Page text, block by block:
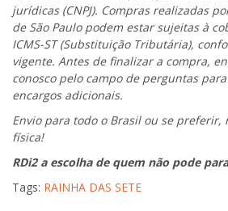
jurídicas (CNPJ). Compras realizadas
de São Paulo podem estar sujeitas à
ICMS-ST (Substituição Tributária),
vigente. Antes de finalizar a compra,
conosco pelo campo de perguntas
encargos adicionais.
Envio para todo o Brasil ou se preferir,
física!
RDi2 a escolha de quem não pode
Tags: RAINHA DAS SETE